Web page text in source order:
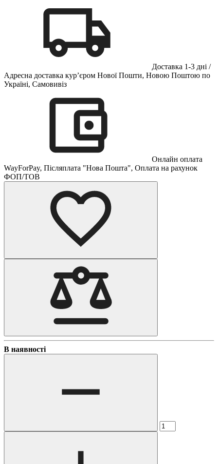
Доставка 1-3 дні /
Адресна доставка кур’єром Нової Пошти, Новою Поштою по
Україні, Самовивіз
Онлайн оплата
WayForPay, Післяплата "Нова Пошта", Оплата на рахунок
ФОП/ТОВ
В наявності